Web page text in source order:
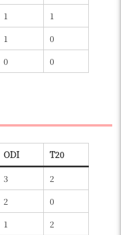
1
1
1
0
0 0
ODI T20
3
2
2
0
1
2